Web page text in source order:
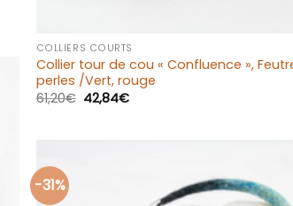
COLLIERS COURTS
Collier tour de cou « Confluence »,
perles /Vert, rouge
61,20€ 42,84€
-31%